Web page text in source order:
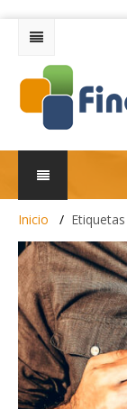
Inicio Etiquetas